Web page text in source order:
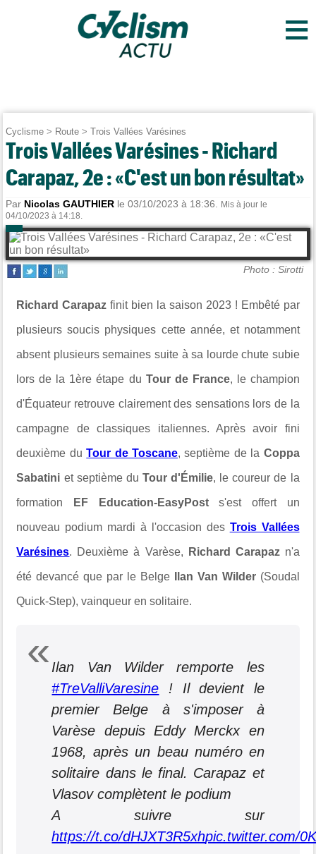
≡
Cyclisme > Route >Trois Vallées Varésines
Trois Vallées Varésines - Richard
Carapaz, 2e : «C'est un bon résultat»
Par Nicolas GAUTHIER le 03/10/2023 à 18:36.
Mis à jour le
04/10/2023 à 14:18.
Photo : Sirotti
Richard Carapaz finit bien la saison 2023 ! Embêté par
plusieurs soucis physiques cette année, et notamment
absent plusieurs semaines suite à sa lourde chute subie
lors de la 1ère étape du Tour de France, le champion
d'Équateur retrouve clairement des sensations lors de la
campagne de classiques italiennes. Après avoir fini
deuxième duTour de Toscane, septième de la Coppa
Sabatini et septième du Tour d'Émilie, le coureur de la
formation EF Education-EasyPosts'est offert un
nouveau podium mardi à l'occasion des Trois Vallées
Varésines. Deuxième à Varèse, Richard Carapazn'a
été devancé que par le Belge Ilan Van Wilder(Soudal
Quick-Step), vainqueur en solitaire.
Ilan Van Wilder remporte les
#TreValliVaresine ! Il devient le
premier Belge à s'imposer à
Varèse depuis Eddy Merckx en
1968, après un beau numéro en
solitaire dans le final. Carapaz et
Vlasov complètent le podium
A suivre sur
https://t.co/dHJXT3R5xhpic.twitter.com/